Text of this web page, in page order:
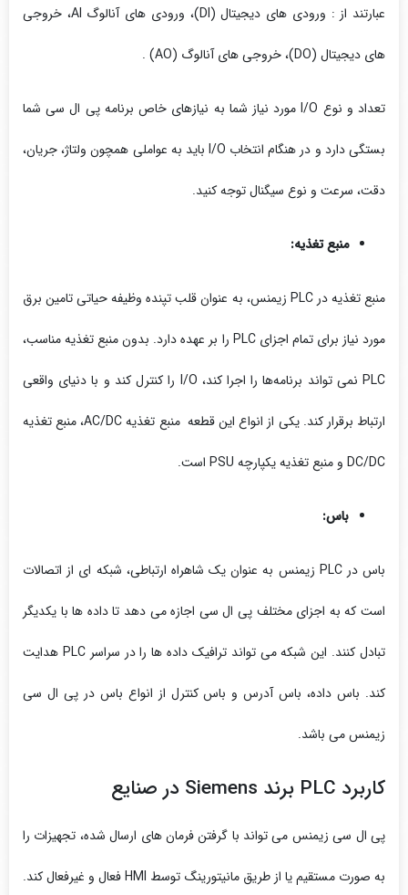
عبارتند از : ورودی ‌های دیجیتال (DI)، ورودی‌ های آنالوگ AI، خروجی‌
های دیجیتال (DO)، خروجی‌ های آنالوگ (AO) .
تعداد و نوع I/O مورد نیاز شما به نیازهای خاص برنامه پی ال سی شما
بستگی دارد و در هنگام انتخاب I/O باید به عواملی همچون ولتاژ، جریان،
دقت، سرعت و نوع سیگنال توجه کنید.
منبع تغذیه:
منبع تغذیه در PLC زیمنس، به عنوان قلب تپنده وظیفه حیاتی تامین برق
مورد نیاز برای تمام اجزای PLC را بر عهده دارد. بدون منبع تغذیه مناسب،
PLC نمی ‌تواند برنامه‌ها را اجرا کند، I/O را کنترل کند و با دنیای واقعی
ارتباط برقرار کند. یکی از انواع این قطعه منبع تغذیه AC/DC، منبع تغذیه
DC/DC و منبع تغذیه یکپارچه PSU است.
باس:
باس در PLC زیمنس به عنوان یک شاهراه ارتباطی، شبکه ‌ای از اتصالات
است که به اجزای مختلف پی ال سی اجازه می ‌دهد تا داده ‌ها با یکدیگر
تبادل کنند. این شبکه می تواند ترافیک داده‌ ها را در سراسر PLC هدایت
کند. باس داده، باس آدرس و باس کنترل از انواع باس در پی ال سی
زیمنس می باشد.
کاربرد PLC برند Siemens در صنایع
پی ال سی زیمنس می تواند با گرفتن فرمان های ارسال شده، تجهیزات را
به صورت مستقیم یا از طریق مانیتورینگ توسط HMI فعال و غیرفعال کند.